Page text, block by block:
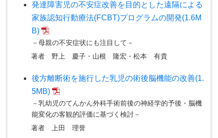
発達障害児の不安症改善を目的とした遠隔による
家族認知行動療法(FCBT)プログラムの開発(1.6M
B)
－母親の不安症状にも注目して－
著者
野上 慶子・山根 隆宏・松本 有貴
後方離断術を施行した乳児の術後脳機能の改善(1.
5MB)
－乳幼児のてんかん外科手術前後の神経学的予後・脳機
能変化の客観的評価に基づく検討－
著者
上田 理誉